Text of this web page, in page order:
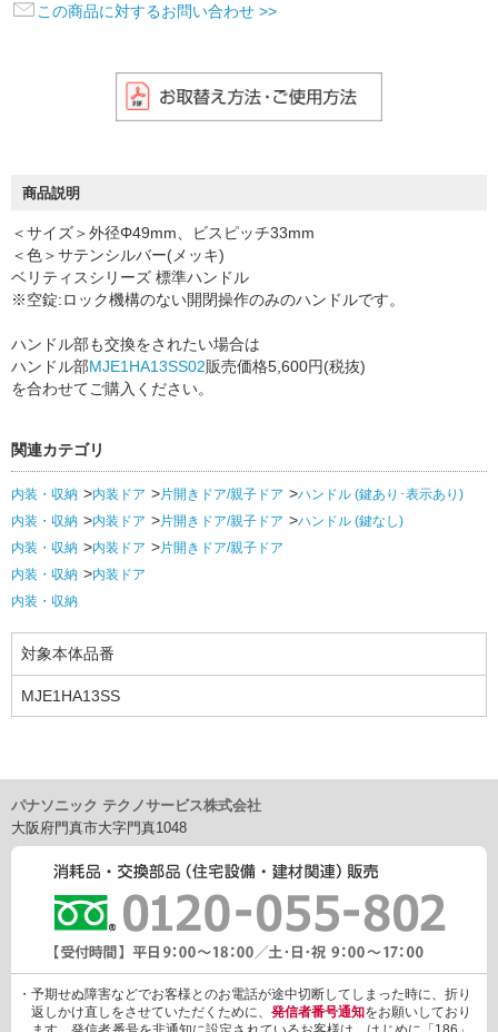
この商品に対するお問い合わせ >>
商品説明
＜サイズ＞外径Φ49mm、ビスピッチ33mm
＜色＞サテンシルバー(メッキ)
ベリティスシリーズ 標準ハンドル
※空錠:ロック機構のない開閉操作のみのハンドルです。
ハンドル部も交換をされたい場合は
ハンドル部MJE1HA13SS02販売価格5,600円(税抜)
を合わせてご購入ください。
関連カテゴリ
内装・収納 内装ドア 片開きドア/親子ドア
ハンドル (鍵あり･表示あり)
内装・収納
内装ドア 片開きドア/親子ドア
ハンドル (鍵なし)
内装・収納
内装ドア
片開きドア/親子ドア
内装・収納
内装ドア
内装・収納
対象本体品番
MJE1HA13SS
パナソニック テクノサービス株式会社
大阪府門真市大字門真1048
・予期せぬ障害などでお客様とのお電話が途中切断してしまった時に、折り
返しかけ直しをさせていただくために、 発信者番号通知をお願いしており